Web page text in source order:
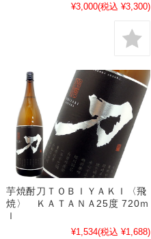
¥3,000(税込 ¥3,300)
芋焼酎刀ＴＯＢＩＹＡＫＩ〈飛
焼〉 ＫＡＴＡＮＡ25度 720ｍ
ｌ
¥1,534(税込 ¥1,688)